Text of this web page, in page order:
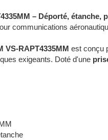
– Déporté, étanche,
communications
VS-RAPT4335MM est conçu
exigeants. Doté d'une